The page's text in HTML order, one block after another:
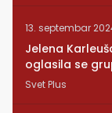
13. septembar
Jelena
oglasila se
RUNDE je naša!
Svet Plus